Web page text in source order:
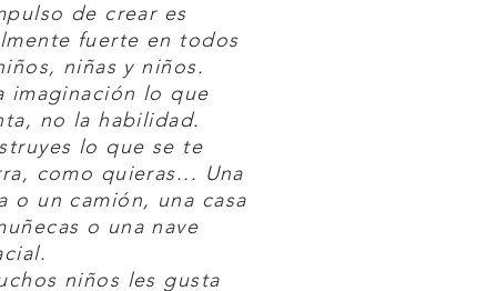
de crear es
fuerte en todos
niñas y niños.
imaginación lo que
no la habilidad.
lo que se te
como quieras... Una
o un camión, una casa
o una nave
niños les gusta